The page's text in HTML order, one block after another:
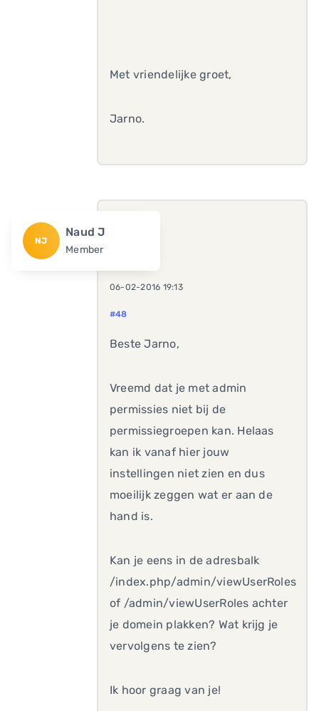
Met vriendelijke groet,
Jarno.
NJ
Naud J
Member
06-02-2016 19:13
#48
Beste Jarno,
Vreemd dat je met admin
permissies niet bij de
permissiegroepen kan. Helaas
kan ik vanaf hier jouw
instellingen niet zien en dus
moeilijk zeggen wat er aan de
hand is.
Kan je eens in de adresbalk
/index.php/admin/viewUserRoles
of /admin/viewUserRoles achter
je domein plakken? Wat krijg je
vervolgens te zien?
Ik hoor graag van je!